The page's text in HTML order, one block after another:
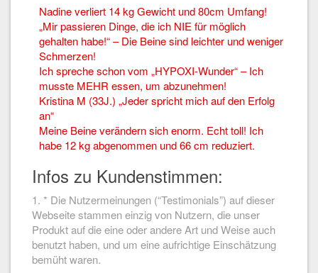
Nadine verliert 14 kg Gewicht und 80cm Umfang!
„Mir passieren Dinge, die ich NIE für möglich
gehalten habe!“ – Die Beine sind leichter und weniger
Schmerzen!
Ich spreche schon vom „HYPOXI-Wunder“ – Ich
musste MEHR essen, um abzunehmen!
Kristina M (33J.) „Jeder spricht mich auf den Erfolg
an“
Meine Beine verändern sich enorm. Echt toll! Ich
habe 12 kg abgenommen und 66 cm reduziert.
Infos zu Kundenstimmen:
1. * Die Nutzermeinungen (“Testimonials”) auf dieser
Webseite stammen einzig von Nutzern, die unser
Produkt auf die eine oder andere Art und Weise auch
benutzt haben, und um eine aufrichtige Einschätzung
bemüht waren.